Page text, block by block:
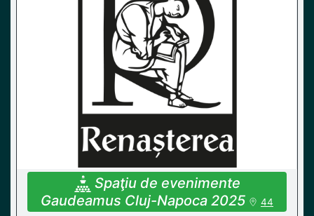
Spaţiu de evenimente
Gaudeamus Cluj-Napoca 2025
44